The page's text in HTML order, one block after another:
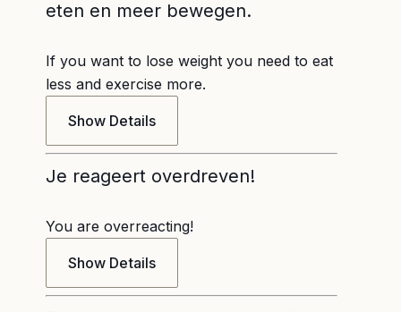
eten en meer bewegen.
If you want to lose weight you need to eat
less and exercise more.
Show Details
Je reageert overdreven!
You are overreacting!
Show Details